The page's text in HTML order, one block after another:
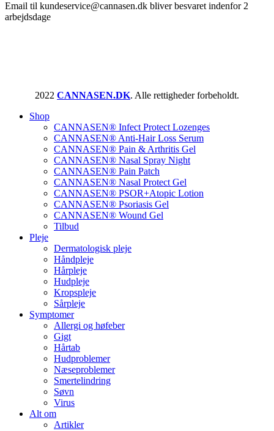
Email til kundeservice@cannasen.dk bliver besvaret indenfor 2
arbejdsdage
2022 CANNASEN.DK. Alle rettigheder forbeholdt.
Shop
CANNASEN® Infect Protect Lozenges
CANNASEN® Anti-Hair Loss Serum
CANNASEN® Pain & Arthritis Gel
CANNASEN® Nasal Spray Night
CANNASEN® Pain Patch
CANNASEN® Nasal Protect Gel
CANNASEN® PSOR+Atopic Lotion
CANNASEN® Psoriasis Gel
CANNASEN® Wound Gel
Tilbud
Pleje
Dermatologisk pleje
Håndpleje
Hårpleje
Hudpleje
Kropspleje
Sårpleje
Symptomer
Allergi og høfeber
Gigt
Hårtab
Hudproblemer
Næseproblemer
Smertelindring
Søvn
Virus
Alt om
Artikler